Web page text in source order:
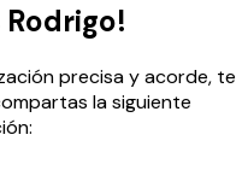
Rodrigo!
precisa y acorde, te
la siguiente